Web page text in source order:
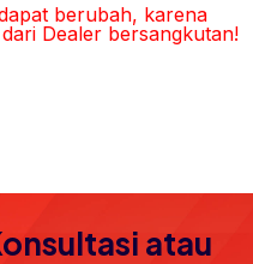
berubah, karena
Dealer bersangkutan!
atau